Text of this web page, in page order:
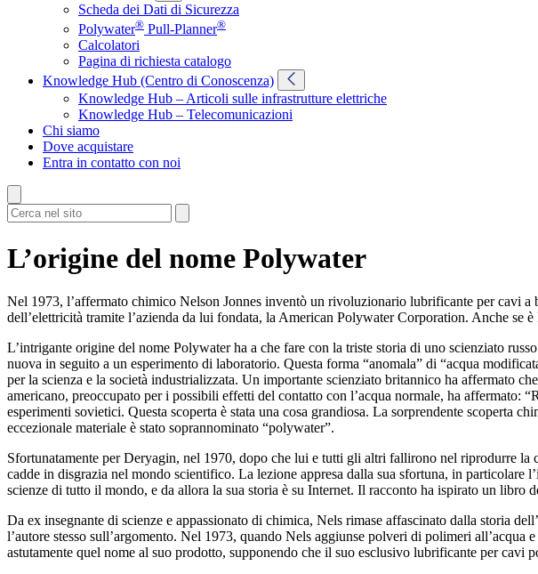
Scheda dei Dati di Sicurezza
Polywater® Pull-Planner®
Calcolatori
Pagina di richiesta catalogo
Knowledge Hub (Centro di Conoscenza)
Knowledge Hub – Articoli sulle infrastrutture elettriche
Knowledge Hub – Telecomunicazioni
Chi siamo
Dove acquistare
Entra in contatto con noi
L’origine del nome Polywater
Nel 1973, l’affermato chimico Nelson Jonnes inventò un rivoluzionario lubrificante per cavi
dell’elettricità tramite l’azienda da lui fondata, la American Polywater Corporation. Anche se
L’intrigante origine del nome Polywater ha a che fare con la triste storia di uno scienziato
nuova in seguito a un esperimento di laboratorio. Questa forma “anomala” di “acqua
per la scienza e la società industrializzata. Un importante scienziato britannico ha affermato
americano, preoccupato per i possibili effetti del contatto con l’acqua normale, ha
esperimenti sovietici. Questa scoperta è stata una cosa grandiosa. La sorprendente
eccezionale materiale è stato soprannominato “polywater”.
Sfortunatamente per Deryagin, nel 1970, dopo che lui e tutti gli altri fallirono nel riprodurre
cadde in disgrazia nel mondo scientifico. La lezione appresa dalla sua sfortuna, in particolare
scienze di tutto il mondo, e da allora la sua storia è su Internet. Il racconto ha ispirato un
Da ex insegnante di scienze e appassionato di chimica, Nels rimase affascinato dalla storia
l’autore stesso sull’argomento. Nel 1973, quando Nels aggiunse polveri di polimeri
astutamente quel nome al suo prodotto, supponendo che il suo esclusivo lubrificante per cavi